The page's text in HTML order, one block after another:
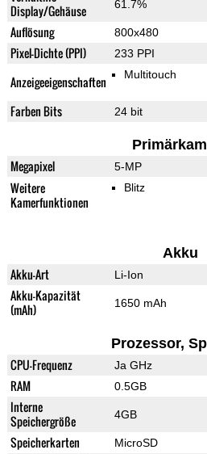
Display/Gehäuse
61.7%
Auflösung 800x480
Pixel-Dichte (PPI) 233 PPI
Anzeigeeigenschaften Multitouch
Farben Bits 24 bit
Megapixel 5-MP
Weitere
Kamerfunktionen
Blitz
Akku
Akku-Art Li-Ion
Akku-Kapazität
(mAh)
1650 mAh
Prozessor,
CPU-Frequenz Ja GHz
RAM 0.5GB
Interne
Speichergröße
4GB
Speicherkarten MicroSD